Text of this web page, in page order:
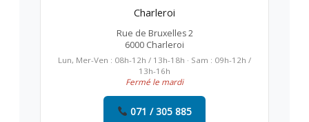
Charleroi
Rue de Bruxelles 2
6000 Charleroi
Lun, Mer-Ven : 08h-12h / 13h-18h · Sam : 09h-12h /
13h-16h
Fermé le mardi
071 / 305 885